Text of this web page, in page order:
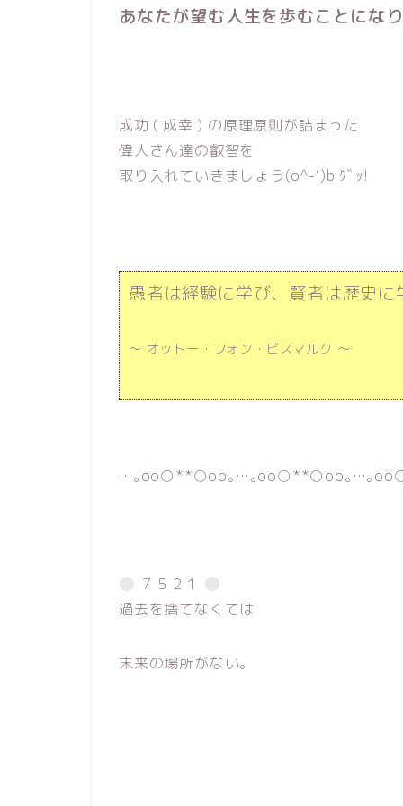
あなたが望む人生を歩むことにな
成功 ( 成幸 ) の原理原則が詰まった
偉人さん達の叡智を
取り入れていきましょう(o^-‘)b ｸﾞｯ!
愚者は経験に学び、賢者は歴史に
～ オットー・フォン・ビスマルク ～
…｡oо○**○оo｡…｡oо○**○оo｡…｡
７５２１
過去を捨てなくては
末来の場所がない。